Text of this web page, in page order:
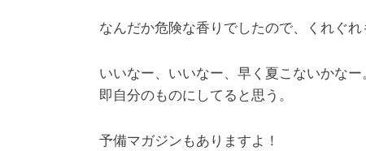
なんだか危険な香りでしたので、くれぐ
いいなー、いいなー、早く夏こないかな
即自分のものにしてると思う。
予備マガジンもありますよ！